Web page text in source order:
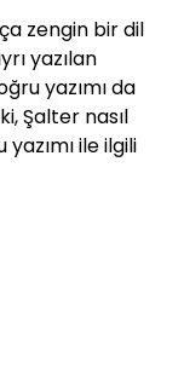
zengin bir dil
yazılan
yazımı da
Şalter nasıl
ile ilgili